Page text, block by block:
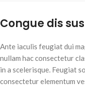
Congue dis
Ante iaculis feugiat dui
nullam hac consectetur
in a scelerisque. Feugiat
consectetur elementum